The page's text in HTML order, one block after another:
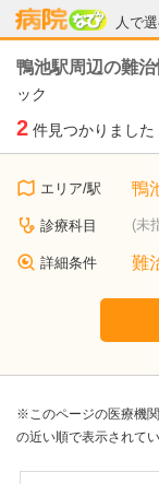
人で
病院な
鴨池駅周辺の難
ック
2 件見つかりました
エリア/駅 鴨
診療科目 (未
詳細条件 難
※このページの医療機
の近い順で表示されて